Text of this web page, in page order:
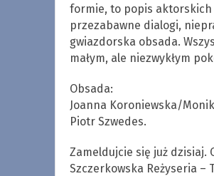
formie, to popis aktorskich
przezabawne dialogi,
gwiazdorska obsada.
małym, ale niezwykłym
Obsada:
Joanna Koroniewska/
Piotr Szwedes.
Zameldujcie się już dzisiaj.
Szczerkowska Reżyseria –